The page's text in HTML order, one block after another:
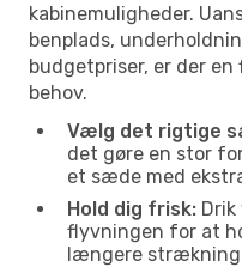
kabinemuligheder.
benplads,
budgetpriser, er der
behov.
Vælg det rigtige
det gøre en stor
et sæde med
Hold dig frisk:
flyvningen for at
længere